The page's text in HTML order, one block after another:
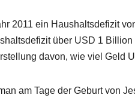
2011 ein Haushaltsdefizit
über USD 1
davon, wie viel Geld
am Tage der Geburt von